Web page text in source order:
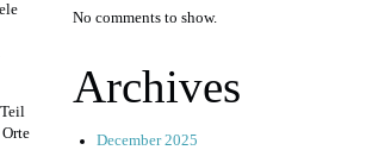
No comments to show.
Archives
December 2025